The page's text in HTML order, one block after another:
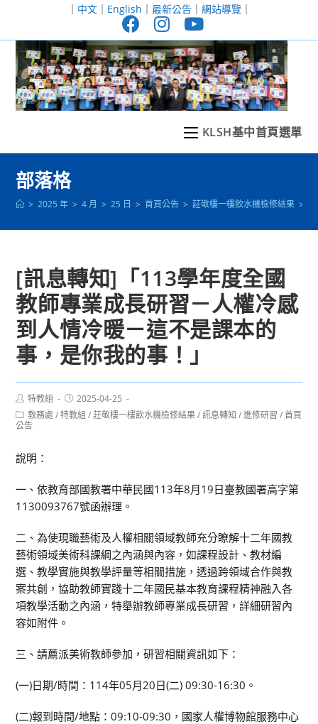
至
｜ 中文｜ English ｜ 最新公告｜ 網站導覽｜
KLSH基中首頁選單
部落格
> 2025 年 > 4 月 > 25 日 > 首頁公告 > 莊敬樓一樓飲水機檢修結果 >
[訊息轉知]「113學年度全國
教師專業成長研習－人權冷感
到人情冷暖－這不是課本的
事，是你我的事！」
Post
author:
特教組
Post
published:
2025-04-25
Post
category:
教務處 / 特教組 / 莊敬樓一樓飲水機檢修結果 / 訊息轉知 / 進修研習 / 首頁
公告
說明：
一、依教育部國教署中華民國113年8月19日臺教國署高字第
1130093767號函辦理。
二、為使現職藝術及人權相關領域教師充分瞭解十二年國教
藝術領域美術科課綱之內涵與內容，如課程設計、教材編
選、教學實施與教學評量等相關措施，透過跨領域合作與教
案共創，協助教師實踐十二年國民基本教育課程精神融入各
項教學活動之內涵，特舉辦教師專業成長研習，詳細研習內
容如附件。
三、請薦派美術教師參加，研習相關資訊如下：
(一)日期/時間：114年05月20日(二) 09:30-16:30。
(二)報到時間/地點：09:10-09:30，國家人權博物館服務中心